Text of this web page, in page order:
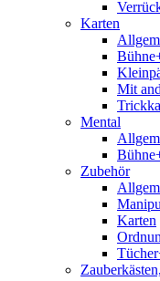
Karten
Mit
Mental
Zubehör
Karten